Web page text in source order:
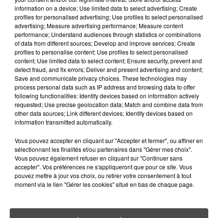
jeunes et des vols d'initiation.
Quiberon Air Club (Morbihan)
Le Quiberon Air Club propose des vols
découverte et des présentations de ses
activités durant le week-end.
Aéroclub de l'Île d'Yeu (Vendée)
L'aéroclub de l'Île d'Yeu organise des
journées portes ouvertes avec des vols
découverte et des animations pour toute la
Aéroclub de Loire-Atlantique (Bouguenais,
près de Nantes)
L'Aéroclub de Loire-Atlantique, situé à
portes le samedi 17 mai de 10h à 17h. Au
information on a device; Use limited data to select advertising; Create
profiles for personalised advertising; Use profiles to select personalised
advertising; Measure advertising performance; Measure content
performance; Understand audiences through statistics or combinations
of data from different sources; Develop and improve services; Create
profiles to personalise content; Use profiles to select personalised
content; Use limited data to select content; Ensure security, prevent and
detect fraud, and fix errors; Deliver and present advertising and content;
Save and communicate privacy choices. These technologies may
process personal data such as IP address and browsing data to offer
following functionalities: Identify devices based on information actively
requested; Use precise geolocation data; Match and combine data from
other data sources; Link different devices; Identify devices based on
information transmitted automatically.
Vous pouvez accepter en cliquant sur "Accepter et fermer", ou affiner en
sélectionnant les finalités et/ou partenaires dans "Gérer mes choix".
Vous pouvez également refuser en cliquant sur "Continuer sans
accepter". Vos préférences ne s'appliqueront que pour ce site. Vous
pouvez mettre à jour vos choix, ou retirer votre consentement à tout
moment via le lien "Gérer les cookies" situé en bas de chaque page.